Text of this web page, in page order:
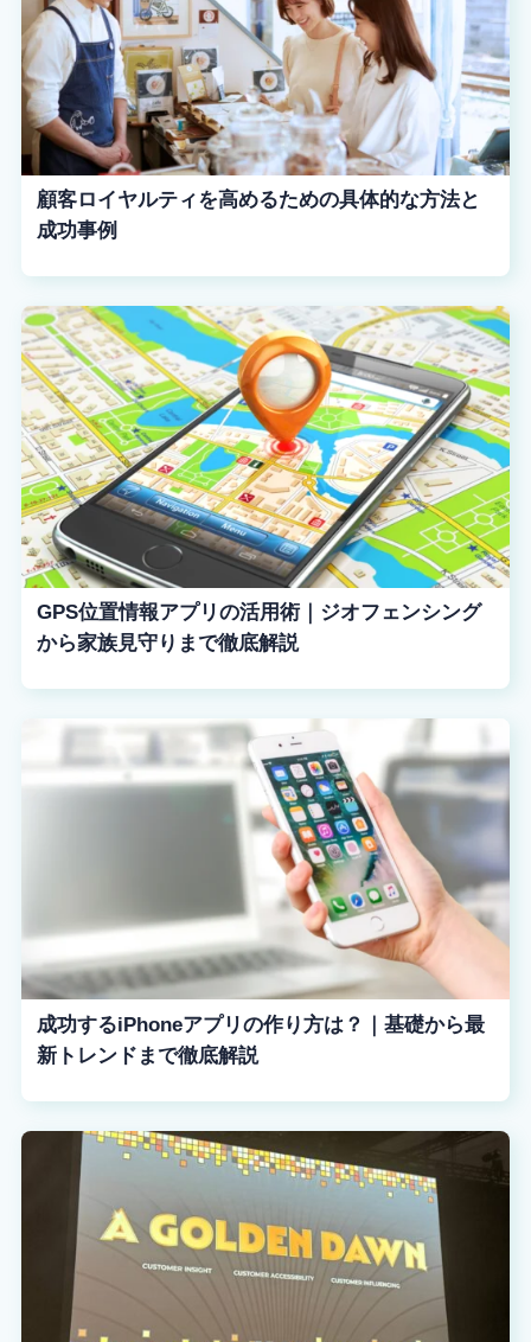
顧客ロイヤルティを高めるための具体的な方法と
成功事例
GPS位置情報アプリの活用術｜ジオフェンシング
から家族見守りまで徹底解説
成功するiPhoneアプリの作り方は？｜基礎から最
新トレンドまで徹底解説